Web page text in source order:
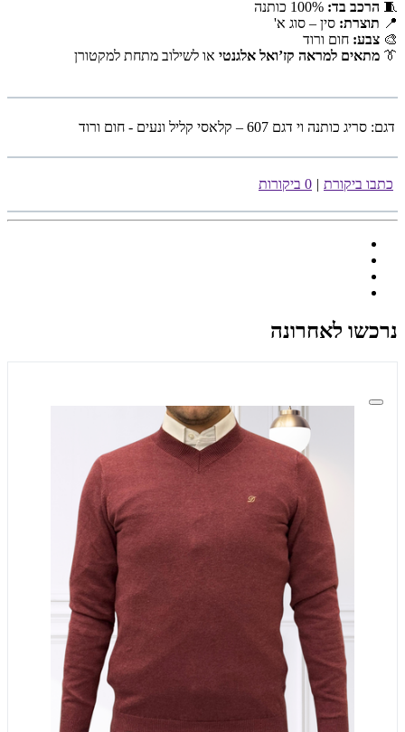
🧵 הרכב בד:
📍 תוצרת: סין – סוג א'
🎨 צבע: חום ורוד
👔 מתאים למראה קז’ואל אלגנטי או לשילוב מתחת למקטורן
דגם: סריג כותנה וי דגם 607 – קלאסי קליל ונעים - חום ורוד
כתבו ביקורת | 0 ביקורות
נרכשו לאחרונה